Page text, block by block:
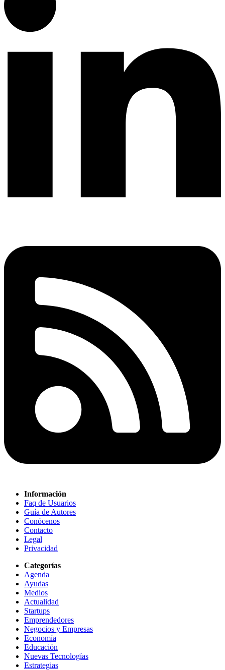
Información
Faq de Usuarios
Guía de Autores
Conócenos
Contacto
Legal
Privacidad
Categorías
Agenda
Ayudas
Medios
Actualidad
Startups
Emprendedores
Negocios y Empresas
Economía
Educación
Nuevas Tecnologías
Estrategias